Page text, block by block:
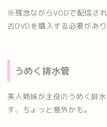
※残念ながらVODで配信さ
古DVDを購入する必要があり
うめく排水管
美人姉妹が主役のうめく排
す、ちょっと意外かも。